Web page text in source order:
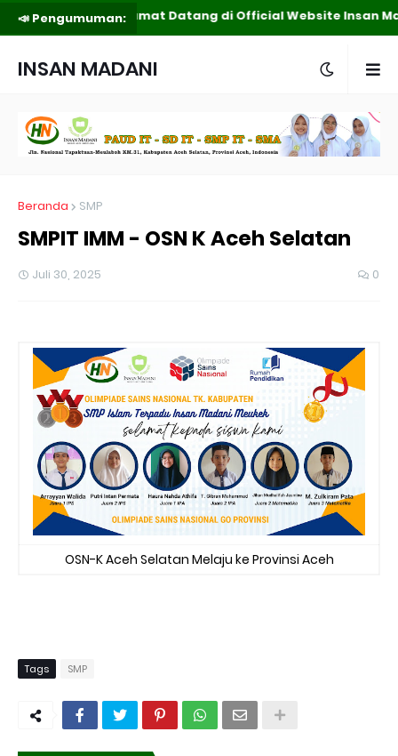
📣 Pengumuman:Selamat Datang di Official Website Insan
INSAN MADANI
Beranda SMP
SMPIT IMM - OSN K Aceh Selatan
Juli 30, 2025 0
OSN-K Aceh Selatan Melaju ke Provinsi Aceh
Tags SMP